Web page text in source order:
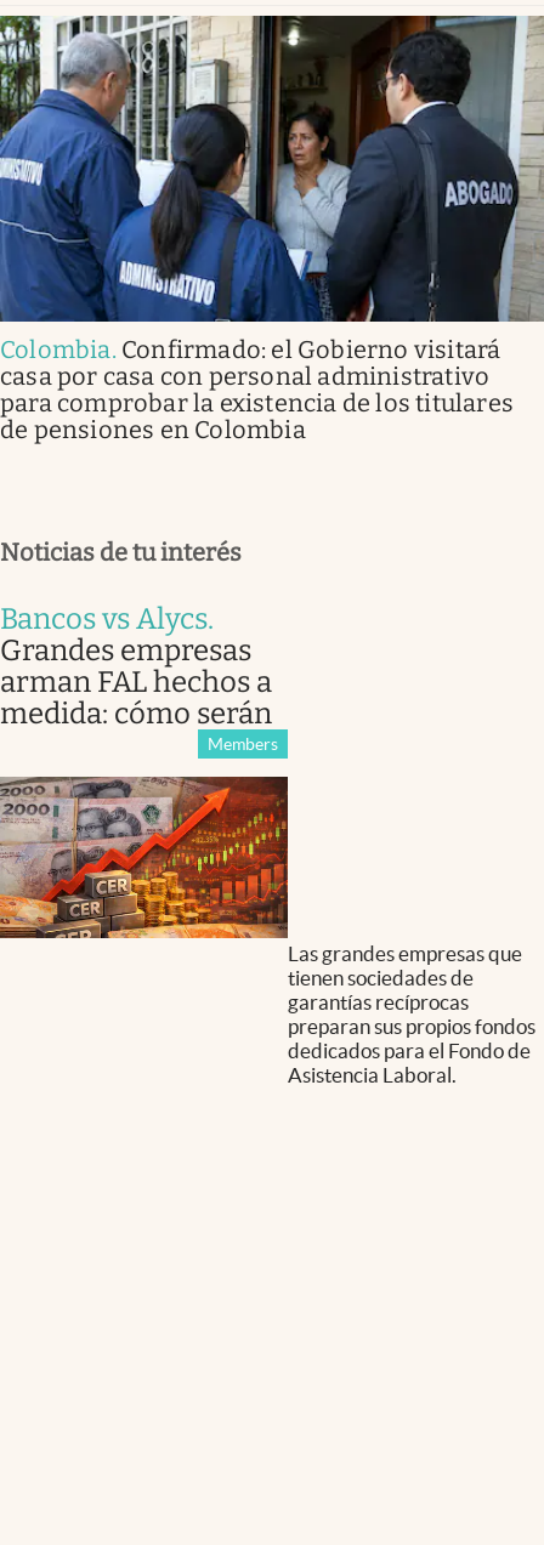
Colombia. Confirmado: el Gobierno visitará
casa por casa con personal administrativo
para comprobar la existencia de los titulares
de pensiones en Colombia
Noticias de tu interés
Bancos vs Alycs.
Grandes empresas
arman FAL hechos a
medida: cómo serán
Members
Las grandes empresas que
tienen sociedades de
garantías recíprocas
preparan sus propios fondos
dedicados para el Fondo de
Asistencia Laboral.